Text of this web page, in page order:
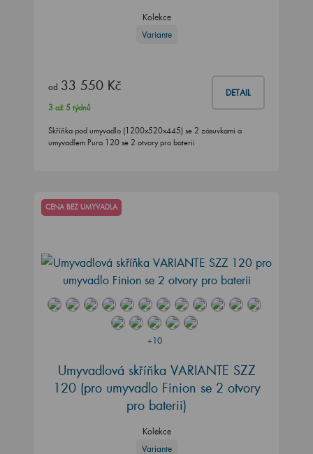
Kolekce
Variante
od 33 550 Kč DETAIL
3 až 5 týdnů
Skříňka pod umyvadlo (1200x520x445) se 2 zásuvkami a
umyvadlem Pura 120 se 2 otvory pro baterii
+10
CENA BEZ UMYVADLA
Umyvadlová skříňka VARIANTE SZZ
120 (pro umyvadlo Finion se 2 otvory
pro baterii)
Kolekce
Variante